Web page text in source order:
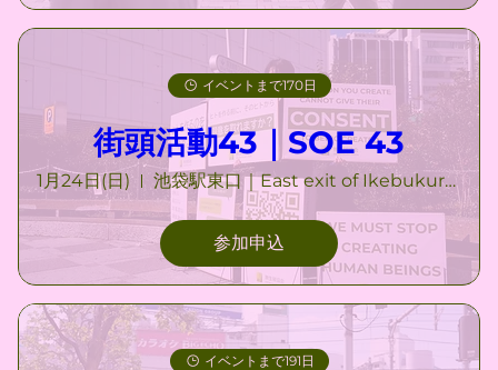
イベントまで170日
街頭活動43｜SOE 43
1月24日(日) 池袋駅東口｜East exit of Ikebukuro Station
参加申込
イベントまで191日